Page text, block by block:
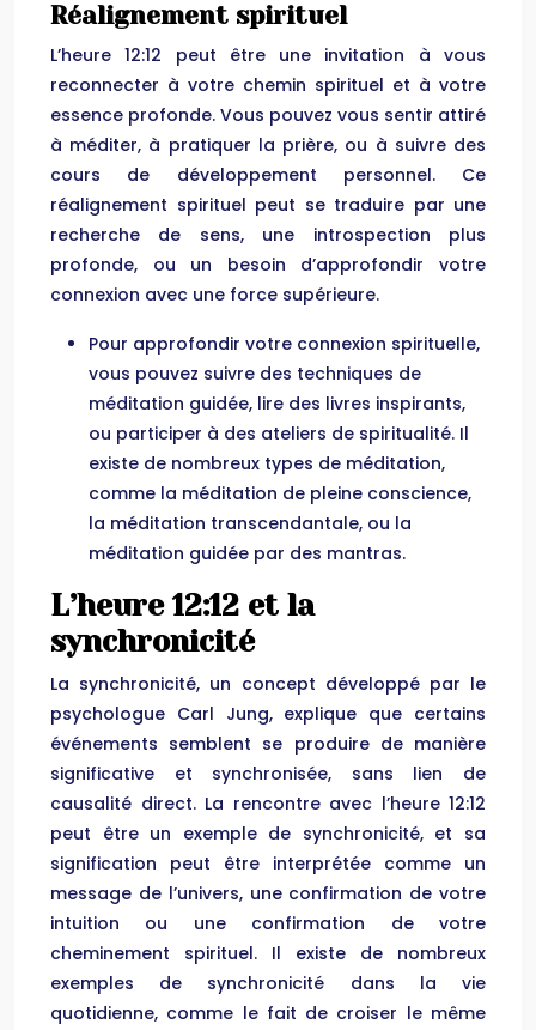
Réalignement spirituel
L’heure 12:12 peut être une invitation à vous
reconnecter à votre chemin spirituel et à votre
essence profonde. Vous pouvez vous sentir attiré
à méditer, à pratiquer la prière, ou à suivre des
cours de développement personnel. Ce
réalignement spirituel peut se traduire par une
recherche de sens, une introspection plus
profonde, ou un besoin d’approfondir votre
connexion avec une force supérieure.
Pour approfondir votre connexion spirituelle,
vous pouvez suivre des techniques de
méditation guidée, lire des livres inspirants,
ou participer à des ateliers de spiritualité. Il
existe de nombreux types de méditation,
comme la méditation de pleine conscience,
la méditation transcendantale, ou la
méditation guidée par des mantras.
L’heure 12:12 et la
synchronicité
La synchronicité, un concept développé par le
psychologue Carl Jung, explique que certains
événements semblent se produire de manière
significative et synchronisée, sans lien de
causalité direct. La rencontre avec l’heure 12:12
peut être un exemple de synchronicité, et sa
signification peut être interprétée comme un
message de l’univers, une confirmation de votre
intuition ou une confirmation de votre
cheminement spirituel. Il existe de nombreux
exemples de synchronicité dans la vie
quotidienne, comme le fait de croiser le même